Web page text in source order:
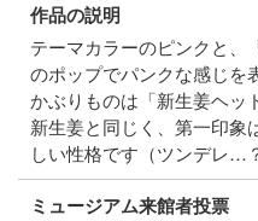
作品の説明
テーマカラーのピンクと、
のポップでパンクな感じを
かぶりものは「新生姜ヘッ
新生姜と同じく、第一印象
しい性格です（ツンデレ…
ミュージアム来館者投票